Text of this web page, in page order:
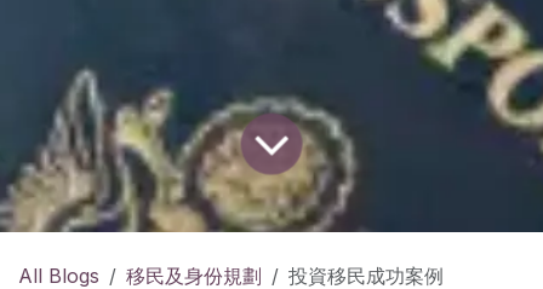
All Blogs 移民及身份規劃 投資移民成功案例